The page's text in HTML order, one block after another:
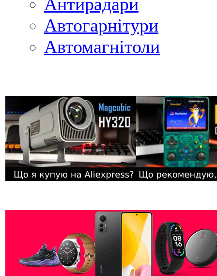
Автогарнітури
Автомагнітоли